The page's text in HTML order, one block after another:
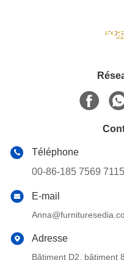
Téléphone
00-86-185 7569 7115
E-mail
Adresse
Bâtiment D2, bâtiment